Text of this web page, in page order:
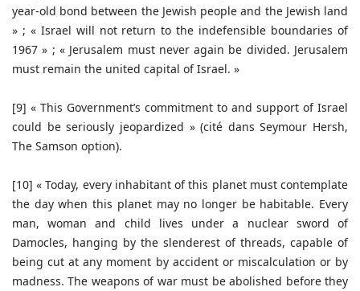
year-old bond between the Jewish people and the Jewish land
» ; « Israel will not return to the indefensible boundaries of
1967 » ; « Jerusalem must never again be divided. Jerusalem
must remain the united capital of Israel. »
[9] « This Government’s commitment to and support of Israel
could be seriously jeopardized » (cité dans Seymour Hersh,
The Samson option).
[10] « Today, every inhabitant of this planet must contemplate
the day when this planet may no longer be habitable. Every
man, woman and child lives under a nuclear sword of
Damocles, hanging by the slenderest of threads, capable of
being cut at any moment by accident or miscalculation or by
madness. The weapons of war must be abolished before they